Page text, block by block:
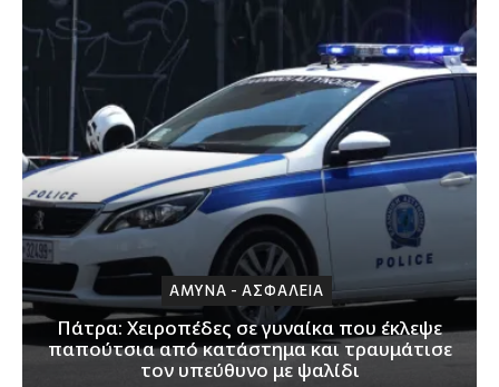
ΑΜΥΝΑ - ΑΣΦΑΛΕΙΑ
Πάτρα: Xειροπέδες σε γυναίκα που έκλεψε
παπούτσια από κατάστημα και τραυμάτισε
τον υπεύθυνο με ψαλίδι